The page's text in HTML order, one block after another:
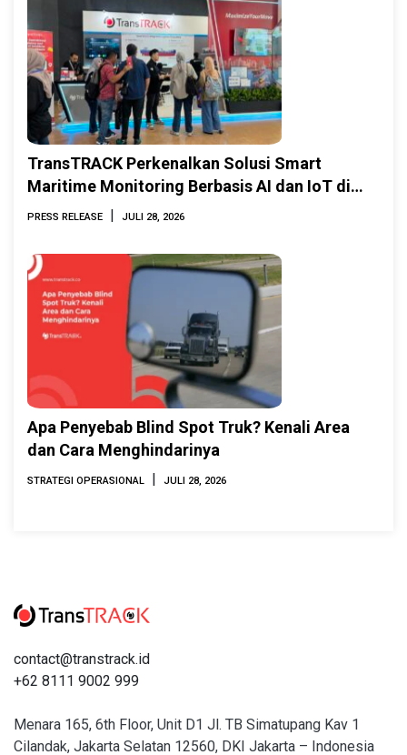
TransTRACK Perkenalkan Solusi Smart
Maritime Monitoring Berbasis AI dan IoT di
INAMARINE 2026
PRESS RELEASE | JULI 28, 2026
Apa Penyebab Blind Spot Truk? Kenali Area
dan Cara Menghindarinya
STRATEGI OPERASIONAL | JULI 28, 2026
contact@transtrack.id
+62 8111 9002 999
Menara 165, 6th Floor, Unit D1 Jl. TB Simatupang Kav 1
Cilandak, Jakarta Selatan 12560, DKI Jakarta – Indonesia